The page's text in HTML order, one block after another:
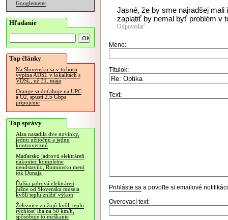
Googlemeter
Hľadanie
Top články
Na Slovensku sa v tichosti
vypína ADSL v lokalitách s
VDSL, už 31. mája
Orange sa doťahuje na UPC
a O2, spustí 2.5 Gbps
pripojenie
Top správy
Alza nasadila dve novinky,
jednu užitočnú a jednu
kontroverznú
Maďarsko jadrovú elektráreň
nakoniec kompletne
neodstavilo, Rumunsko mení
tok Dunaja
Ďalšia jadrová elektráreň
južne od Slovenska musela
kvôli teplu znížiť výkon
Železnice znižujú kvôli teplu
rýchlosť iba na 50 km/h,
spôsobuje to meškanie
Jasné, že by sme najradšej
zaplatiť by nemal byť problém v
Odpovedať
Meno:
Titulok:
Text:
Prihláste sa a povoľte si emailové
Overovací text: